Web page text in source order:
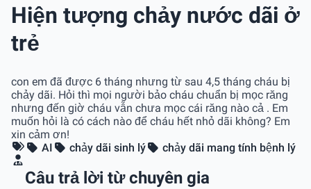
Hiện tượng chảy nước dãi ở
trẻ
con em đã được 6 tháng nhưng từ sau 4,5 tháng cháu bị
chảy dãi. Hỏi thì mọi người bảo cháu chuẩn bị mọc răng
nhưng đến giờ cháu vẫn chưa mọc cái răng nào cả . Em
muốn hỏi là có cách nào để cháu hết nhỏ dãi không? Em
xin cảm ơn!
AI
chảy dãi sinh lý chảy dãi mang tính bệnh lý
Câu trả lời từ chuyên gia